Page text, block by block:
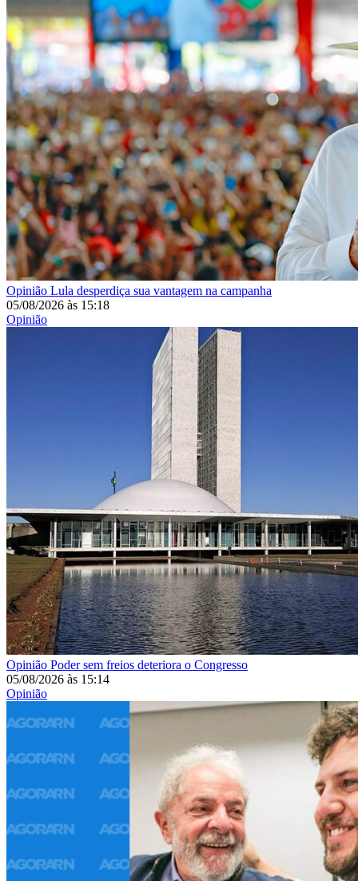
Opinião Lula desperdiça sua vantagem na campanha
05/08/2026 às 15:18
Opinião
Opinião Poder sem freios deteriora o Congresso
05/08/2026 às 15:14
Opinião